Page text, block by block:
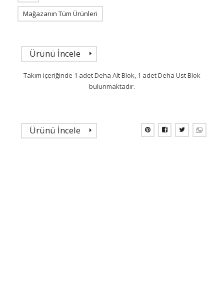
Mağazanın Tüm Ürünleri
Ürünü İncele
Takım içeriğinde 1 adet Deha Alt Blok, 1 adet Deha Üst Blok
bulunmaktadır.
Ürünü İncele